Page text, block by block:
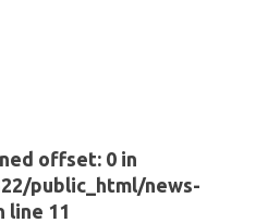
offset: 0 in
public_html/news-
line 11